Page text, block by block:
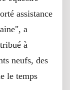
assistance
a
à
neufs, des
le temps